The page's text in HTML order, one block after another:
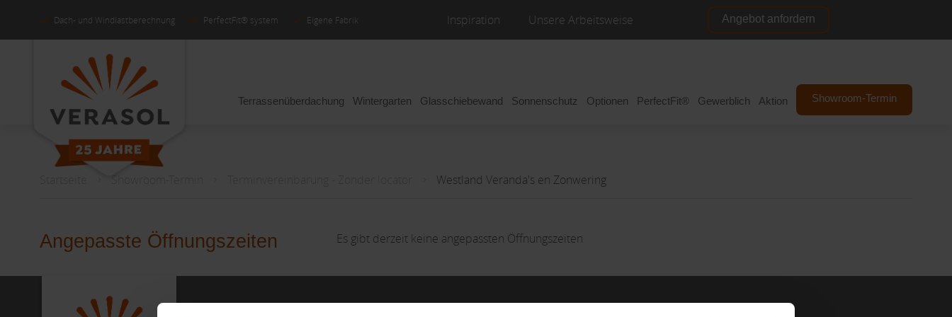
Dach- und Windlastberechnung PerfectFit® system Eigene Fabrik Inspiration Unsere Arbeitsweise Angebot anfordern
Terrassenüberdachung Wintergarten Glasschiebewand Sonnenschutz Optionen PerfectFit® Gewerblich Aktion Showroom-Termin
Westland Veranda's en Zonwering
Angepasste Öffnungszeiten Es gibt derzeit keine angepassten Öffnungszeiten